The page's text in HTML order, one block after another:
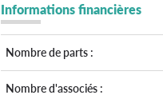
Informations financières
Nombre de parts :
Nombre d'associés :